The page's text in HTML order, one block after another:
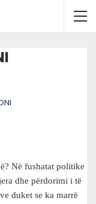
Në fushatat politike
dhe përdorimi i të
duket se ka marrë